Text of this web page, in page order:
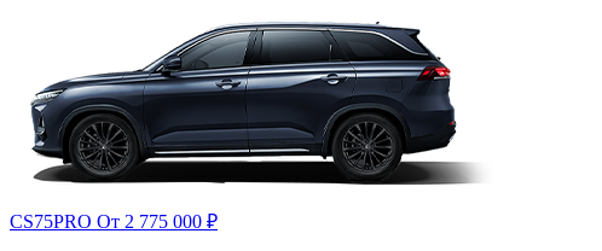
CS75PRO От 2 775 000 ₽